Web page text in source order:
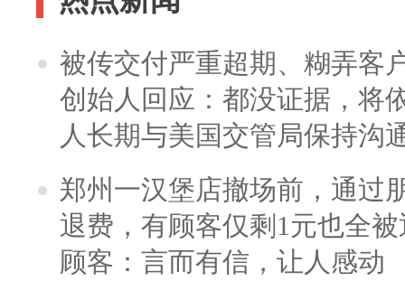
被传交付严重超期、糊弄客
创始人回应：都没证据，将
人长期与美国交管局保持沟
郑州一汉堡店撤场前，通过
退费，有顾客仅剩1元也全
顾客：言而有信，让人感动